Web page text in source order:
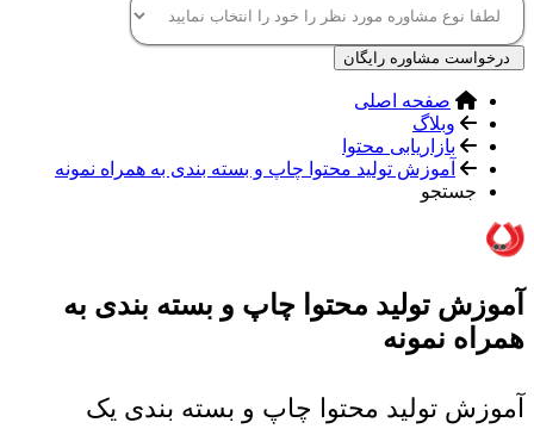
درخواست مشاوره رایگان
صفحه اصلی
وبلاگ
بازاریابی محتوا
آموزش تولید محتوا چاپ و بسته بندی به همراه نمونه
جستجو
آموزش تولید محتوا چاپ و بسته بندی به
همراه نمونه
آموزش تولید محتوا چاپ و بسته بندی یک